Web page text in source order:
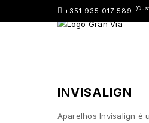
+351 935 017 589
INVISALIGN
Aparelhos Invisalign é